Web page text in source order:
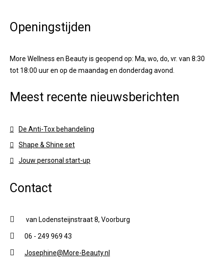
Openingstijden
More Wellness en Beauty is geopend op: Ma, wo, do, vr. van 8:30
tot 18:00 uur en op de maandag en donderdag avond.
Meest recente nieuwsberichten
De Anti-Tox behandeling
Shape & Shine set
Jouw personal start-up
Contact
van Lodensteijnstraat 8, Voorburg
06 - 249 969 43
Josephine@More-Beauty.nl